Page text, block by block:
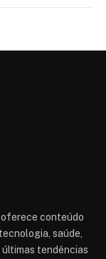
oferece conteúdo
saúde,
últimas tendências